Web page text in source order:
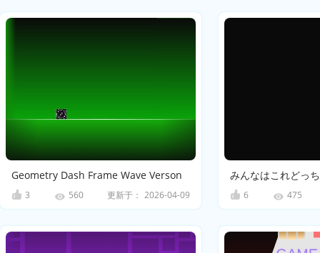
Geometry Dash Frame Wave Verson
3 560 更新于： 2026-04-09 6 475